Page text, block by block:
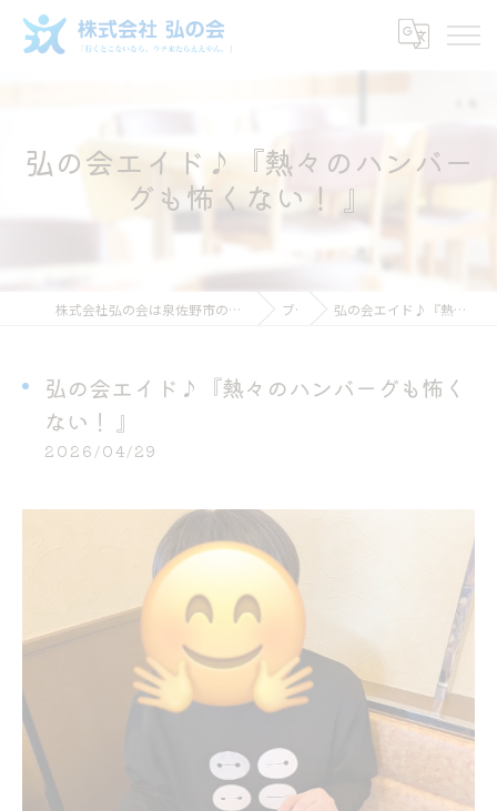
弘の会エイド♪『熱々のハンバー
グも怖くない！ 』
株式会社弘の会は泉佐野市のグループホームで働ける介護スタッフ求人 ブログ 弘の会エイド♪『熱々のハンバーグも怖くない！ 』
弘の会エイド♪『熱々のハンバーグも怖く
ない！ 』
2026/04/29